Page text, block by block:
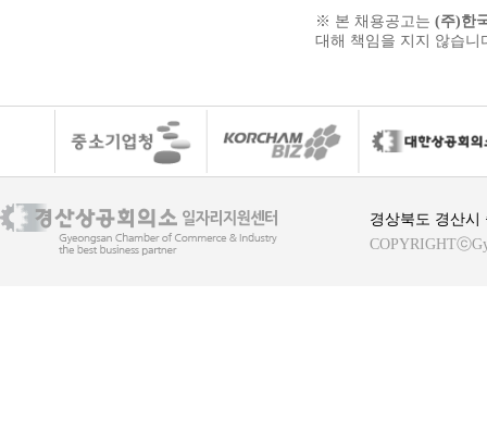
※ 본 채용공고는 (주)한
대해 책임을 지지 않습니
경상북도 경산시